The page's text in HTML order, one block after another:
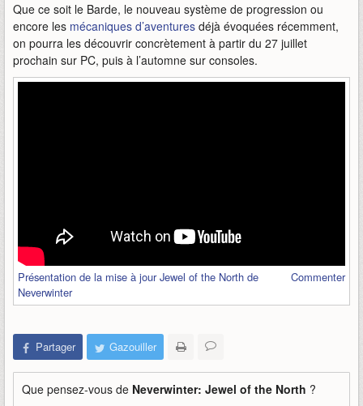
Que ce soit le Barde, le nouveau système de progression ou
encore les mécaniques d’aventures déjà évoquées récemment,
on pourra les découvrir concrètement à partir du 27 juillet
prochain sur PC, puis à l’automne sur consoles.
Commenter
Présentation de la mise à jour Jewel of the North de
Neverwinter
Partager Gazouiller
Que pensez-vous de Neverwinter: Jewel of the North ?